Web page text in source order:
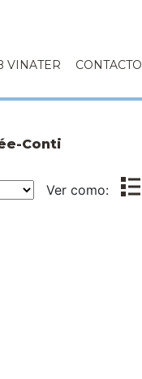
VINATER CONTACTO
Conti
Ver como: